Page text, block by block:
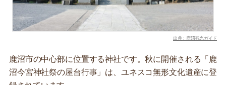
出典：鹿沼観光ガイド
鹿沼市の中心部に位置する神社です。秋に開催される「鹿
沼今宮神社祭の屋台行事」は、ユネスコ無形文化遺産に登